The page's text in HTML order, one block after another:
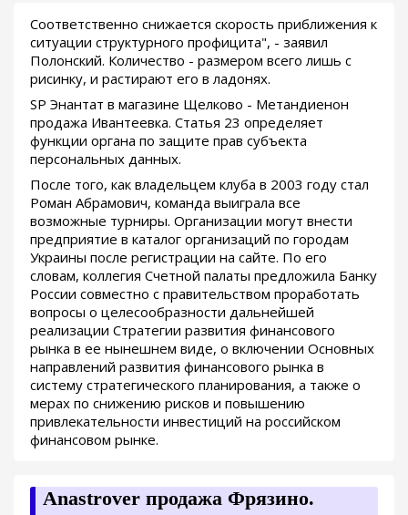
Соответственно снижается скорость приближения к
ситуации структурного профицита", - заявил
Полонский. Количество - размером всего лишь с
рисинку, и растирают его в ладонях.
SP Энантат в магазине Щелково - Метандиенон
продажа Ивантеевка. Статья 23 определяет
функции органа по защите прав субъекта
персональных данных.
После того, как владельцем клуба в 2003 году стал
Роман Абрамович, команда выиграла все
возможные турниры. Организации могут внести
предприятие в каталог организаций по городам
Украины после регистрации на сайте. По его
словам, коллегия Счетной палаты предложила Банку
России совместно с правительством проработать
вопросы о целесообразности дальнейшей
реализации Стратегии развития финансового
рынка в ее нынешнем виде, о включении Основных
направлений развития финансового рынка в
систему стратегического планирования, а также о
мерах по снижению рисков и повышению
привлекательности инвестиций на российском
финансовом рынке.
Anastrover продажа Фрязино.